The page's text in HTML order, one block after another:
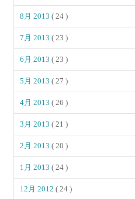
8月 2013( 24 )
7月 2013( 23 )
6月 2013( 23 )
5月 2013( 27 )
4月 2013( 26 )
3月 2013( 21 )
2月 2013( 20 )
1月 2013( 24 )
12月 2012( 24 )